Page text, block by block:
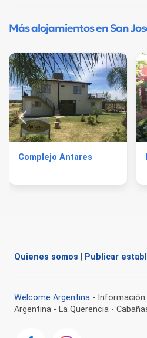
Más alojamientos en San
Complejo Antares
Quienes somos Publicar
Welcome Argentina -
Argentina - La Querencia -